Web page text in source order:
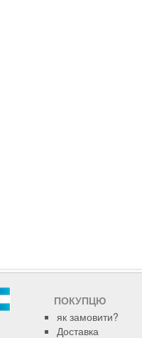
ПОКУПЦЮ
як замовити?
Доставка